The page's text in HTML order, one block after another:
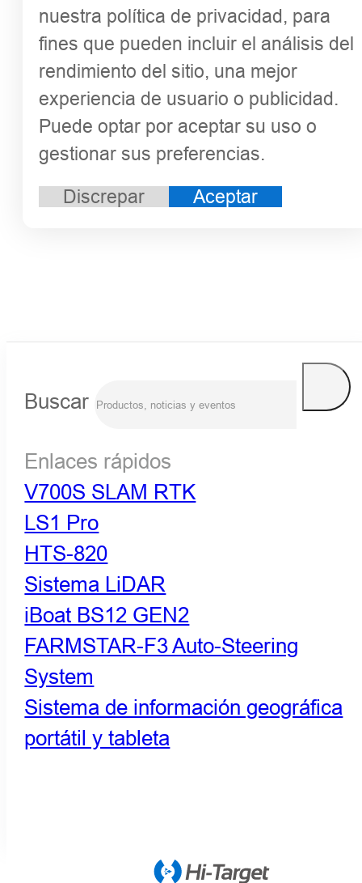
nuestra política de privacidad, para
fines que pueden incluir el análisis del
rendimiento del sitio, una mejor
experiencia de usuario o publicidad.
Puede optar por aceptar su uso o
gestionar sus preferencias.
Discrepar Aceptar
Buscar
Enlaces rápidos
V700S SLAM RTK
LS1 Pro
HTS-820
Sistema LiDAR
iBoat BS12 GEN2
FARMSTAR-F3 Auto-Steering
System
Sistema de información geográfica
portátil y tableta